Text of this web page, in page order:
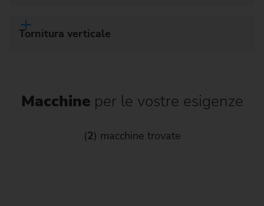
Tornitura verticale
Macchine per le vostre esigenze
(2) macchine trovate